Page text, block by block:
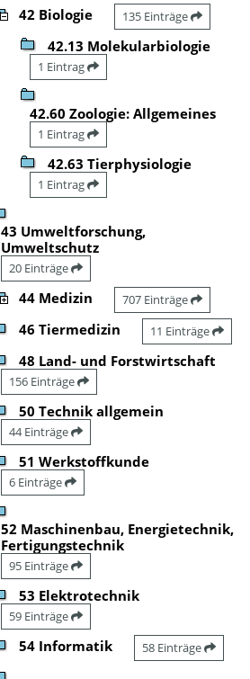
42 Biologie 135 Einträge
42.13 Molekularbiologie
1 Eintrag
42.60 Zoologie: Allgemeines
1 Eintrag
42.63 Tierphysiologie
1 Eintrag
43 Umweltforschung,
Umweltschutz
20 Einträge
44 Medizin 707 Einträge
46 Tiermedizin 11 Einträge
48 Land- und Forstwirtschaft
156 Einträge
50 Technik allgemein
44 Einträge
51 Werkstoffkunde
6 Einträge
52 Maschinenbau, Energietechnik,
Fertigungstechnik
95 Einträge
53 Elektrotechnik
59 Einträge
54 Informatik 58 Einträge